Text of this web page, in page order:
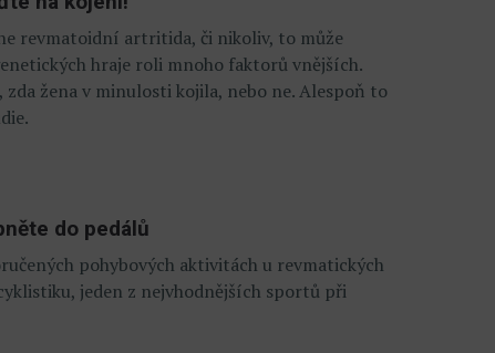
revmatoidní artritida, či nikoliv, to může
hraje roli mnoho faktorů vnějších.
žena v minulosti kojila, nebo ne. Alespoň to
do pedálů
pohybových aktivitách u revmatických
jeden z nejvhodnějších sportů při